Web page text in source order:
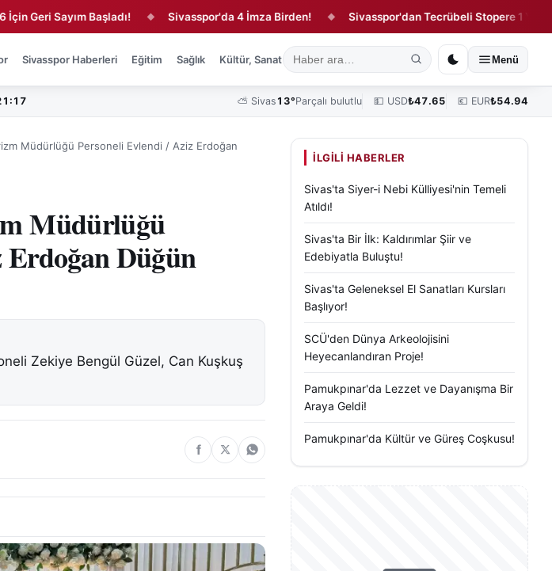
Sayım Başladı! ◆ Sivasspor'da 4 İmza Birden! ◆ Sivasspor'dan Tecrübeli Stopere 1 Yıllık
Sivasspor Haberleri Eğitim Sağlık Kültür, Sanat ve Tarih Yaşam Sivas Vefat Edenler Köşe
Menü
⛅ Sivas 13°Parçalı bulutlu 💵 USD₺47.65 💶 EUR₺54.94
Müdürlüğü Personeli Evlendi / Aziz Erdoğan
Müdürlüğü
Düğün
Zekiye Bengül Güzel, Can Kuşkuş
İLGILI HABERLER
Sivas'ta Siyer-i Nebi Külliyesi'nin Temeli
Atıldı!
Sivas'ta Bir İlk: Kaldırımlar Şiir ve
Edebiyatla Buluştu!
Sivas'ta Geleneksel El Sanatları Kursları
Başlıyor!
SCÜ'den Dünya Arkeolojisini
Heyecanlandıran Proje!
Pamukpınar'da Lezzet ve Dayanışma Bir
Araya Geldi!
Pamukpınar'da Kültür ve Güreş Coşkusu!